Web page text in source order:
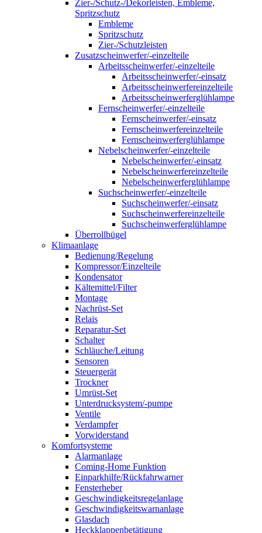
Zier-/Schutz-/Dekorleisten, Embleme,
Spritzschutz
Embleme
Spritzschutz
Zier-/Schutzleisten
Zusatzscheinwerfer/-einzelteile
Arbeitsscheinwerfer/-einzelteile
Arbeitsscheinwerfer/-einsatz
Arbeitsscheinwerfereinzelteile
Arbeitsscheinwerferglühlampe
Fernscheinwerfer/-einzelteile
Fernscheinwerfer/-einsatz
Fernscheinwerfereinzelteile
Fernscheinwerferglühlampe
Nebelscheinwerfer/-einzelteile
Nebelscheinwerfer/-einsatz
Nebelscheinwerfereinzelteile
Nebelscheinwerferglühlampe
Suchscheinwerfer/-einzelteile
Suchscheinwerfer/-einsatz
Suchscheinwerfereinzelteile
Suchscheinwerferglühlampe
Überrollbügel
Klimaanlage
Bedienung/Regelung
Kompressor/Einzelteile
Kondensator
Kältemittel/Filter
Montage
Nachrüst-Set
Relais
Reparatur-Set
Schalter
Schläuche/Leitung
Sensoren
Steuergerät
Trockner
Umrüst-Set
Unterdrucksystem/-pumpe
Ventile
Verdampfer
Vorwiderstand
Komfortsysteme
Alarmanlage
Coming-Home Funktion
Einparkhilfe/Rückfahrwarner
Fensterheber
Geschwindigkeitsregelanlage
Geschwindigkeitswarnanlage
Glasdach
Heckklappenbetätigung